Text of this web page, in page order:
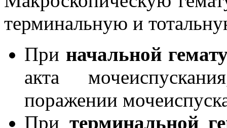
терминальную и
При начальной
акта
поражении
При терминальной